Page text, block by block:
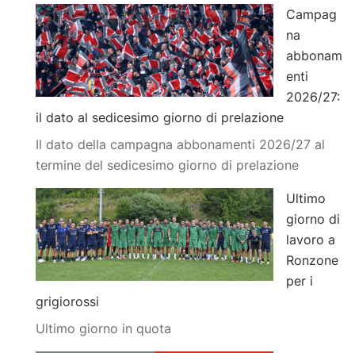
Campag
na
abbonam
enti
2026/27:
il dato al sedicesimo giorno di prelazione
Il dato della campagna abbonamenti 2026/27 al
termine del sedicesimo giorno di prelazione
Ultimo
giorno di
lavoro a
Ronzone
per i
grigiorossi
Ultimo giorno in quota